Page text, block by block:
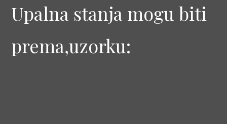
Upalna stanja mogu biti
prema,uzorku: